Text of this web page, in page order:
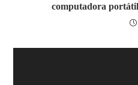
computadora